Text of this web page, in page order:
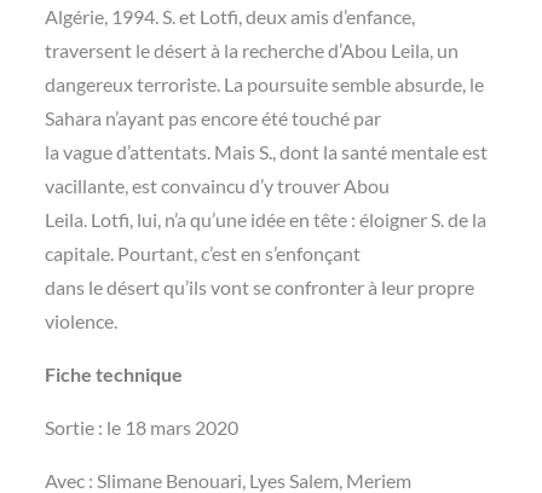
Algérie, 1994. S. et Lotfi, deux amis d’enfance,
traversent le désert à la recherche d’Abou Leila, un
dangereux terroriste. La poursuite semble absurde, le
Sahara n’ayant pas encore été touché par
la vague d’attentats. Mais S., dont la santé mentale est
vacillante, est convaincu d’y trouver Abou
Leila. Lotfi, lui, n’a qu’une idée en tête : éloigner S. de la
capitale. Pourtant, c’est en s’enfonçant
dans le désert qu’ils vont se confronter à leur propre
violence.
Fiche technique
Sortie : le 18 mars 2020
Avec : Slimane Benouari, Lyes Salem, Meriem